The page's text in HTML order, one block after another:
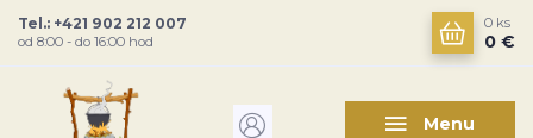
Menu
Tel.: +421 902 212 007
od 8:00 - do 16:00 hod
0 ks
0 €